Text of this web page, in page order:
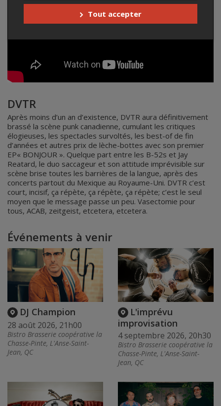
DVTR
Après moins d’un an d’existence, DVTR aura définitivement
brassé la scène punk canadienne, cumulant les critiques
élogieuses, les spectacles survoltés, les best-of de fin
d’années et autres prix de lèche-bottes avec son premier
EP« BONJOUR ». Quelque part entre les B-52s et Jay
Reatard, le duo saccageur et son attitude imprévisible sur
scène brise toutes les barrières de la langue, après des
concerts partout du Mexique au Royaume-Uni. DVTR c’est
court, incisif, ça répète, ça répète, ça répète; c’est le seul
moyen que le message passe un peu. Vasectomie pour
tous, ACAB, zeitgeist, etcetera, etcetera.
Événements à venir
DJ Champion
28 août 2026, 21h00
Bistro Brasserie coopérative la
Chasse-Pinte, L'Anse-Saint-
Jean, QC
L'imprévu
improvisation
4 septembre 2026, 20h30
Bistro Brasserie coopérative la
Chasse-Pinte, L'Anse-Saint-
Jean, QC
Tout accepter